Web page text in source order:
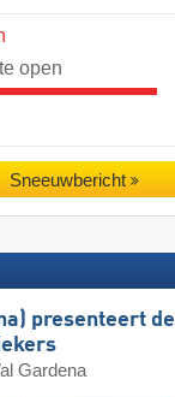
open
Sneeuwbericht
presenteert de
Gardena